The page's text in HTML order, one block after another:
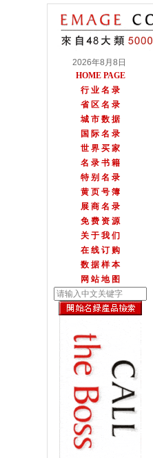
2026年8月8日
HOME PAGE
行 业 名 录
省 区 名 录
城 市 数 据
国 际 名 录
世 界 买 家
名 录 书 籍
特 别 名 录
黄 页 号 簿
展 商 名 录
免 费 资 源
关 于 我 们
在 线 订 购
数 据 样 本
网 站 地 图